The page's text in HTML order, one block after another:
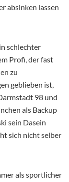
absinken lassen
schlechter
Profi, der fast
zu
geblieben ist,
98 und
als Backup
sein Dasein
sich nicht selber
als sportlicher